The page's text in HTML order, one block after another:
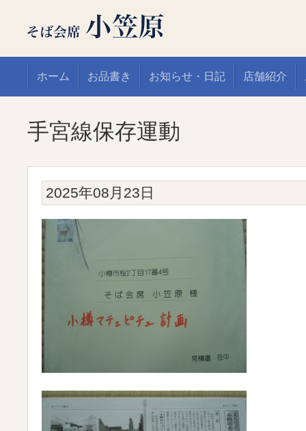
ホーム お品書き お知らせ・日記 店舗紹介
手宮線保存運動
2025年08月23日